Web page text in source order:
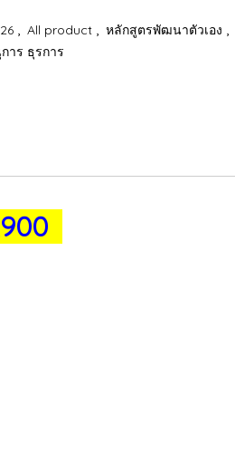
All product หลักสูตรพัฒนาตัวเอง
าร ธุรการ